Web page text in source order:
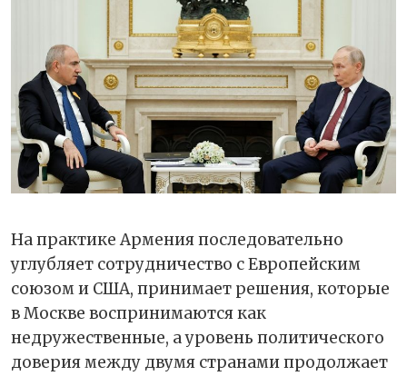
На практике Армения последовательно
углубляет сотрудничество с Европейским
союзом и США, принимает решения, которые
в Москве воспринимаются как
недружественные, а уровень политического
доверия между двумя странами продолжает